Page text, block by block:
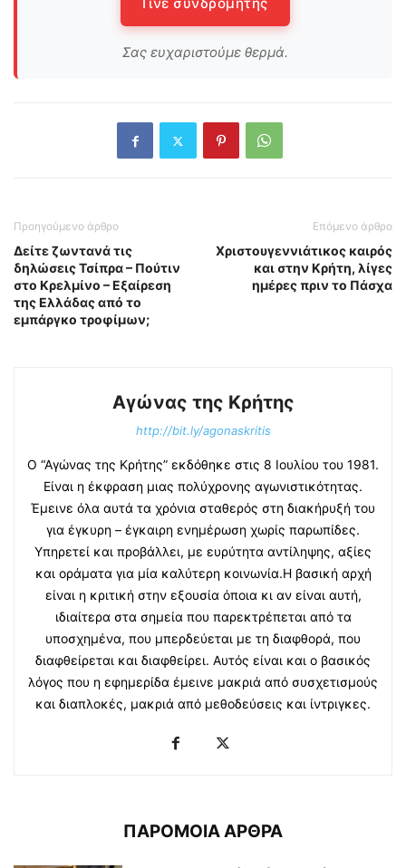
Σας ευχαριστούμε θερμά.
Προηγούμενο άρθρο
Δείτε ζωντανά τις
δηλώσεις Τσίπρα – Πούτιν
στο Κρελμίνο – Εξαίρεση
της Ελλάδας από το
εμπάργκο τροφίμων;
Επόμενο άρθρο
Χριστουγεννιάτικος καιρός
και στην Κρήτη, λίγες
ημέρες πριν το Πάσχα
Αγώνας της Κρήτης
http://bit.ly/agonaskritis
Ο “Αγώνας της Κρήτης” εκδόθηκε στις 8 Ιουλίου του 1981.
Είναι η έκφραση μιας πολύχρονης αγωνιστικότητας.
Έμεινε όλα αυτά τα χρόνια σταθερός στη διακήρυξή του
για έγκυρη – έγκαιρη ενημέρωση χωρίς παρωπίδες.
Υπηρετεί και προβάλλει, με ευρύτητα αντίληψης, αξίες
και οράματα για μία καλύτερη κοινωνία.Η βασική αρχή
είναι η κριτική στην εξουσία όποια κι αν είναι αυτή,
ιδιαίτερα στα σημεία που παρεκτρέπεται από τα
υποσχημένα, που μπερδεύεται με τη διαφθορά, που
διαφθείρεται και διαφθείρει. Αυτός είναι και ο βασικός
λόγος που η εφημερίδα έμεινε μακριά από συσχετισμούς
και διαπλοκές, μακριά από μεθοδεύσεις και ίντριγκες.
ΠΑΡΟΜΟΙΑ ΑΡΘΡΑ